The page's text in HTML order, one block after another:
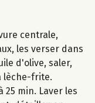
centrale,
les verser dans
d'olive, saler,
lèche-frite.
25 min. Laver les